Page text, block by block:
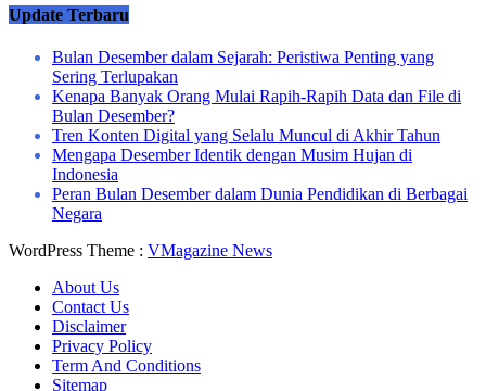
Update Terbaru
Bulan Desember dalam Sejarah: Peristiwa Penting yang
Sering Terlupakan
Kenapa Banyak Orang Mulai Rapih-Rapih Data dan File di
Bulan Desember?
Tren Konten Digital yang Selalu Muncul di Akhir Tahun
Mengapa Desember Identik dengan Musim Hujan di
Indonesia
Peran Bulan Desember dalam Dunia Pendidikan di Berbagai
Negara
WordPress Theme : VMagazine News
About Us
Contact Us
Disclaimer
Privacy Policy
Term And Conditions
Sitemap